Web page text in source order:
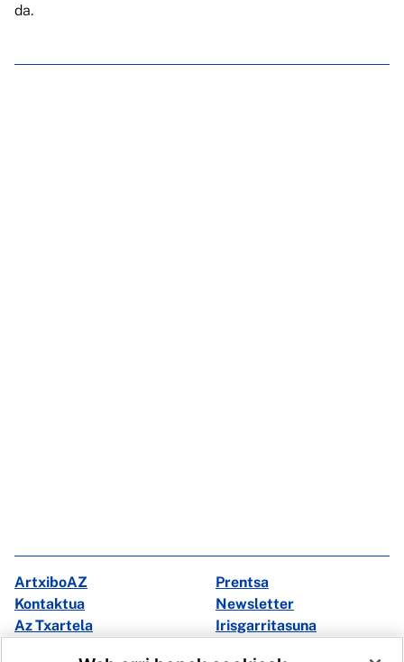
da.
ArtxiboAZ
Prentsa
Kontaktua
Newsletter
Az Txartela
Irisgarritasuna